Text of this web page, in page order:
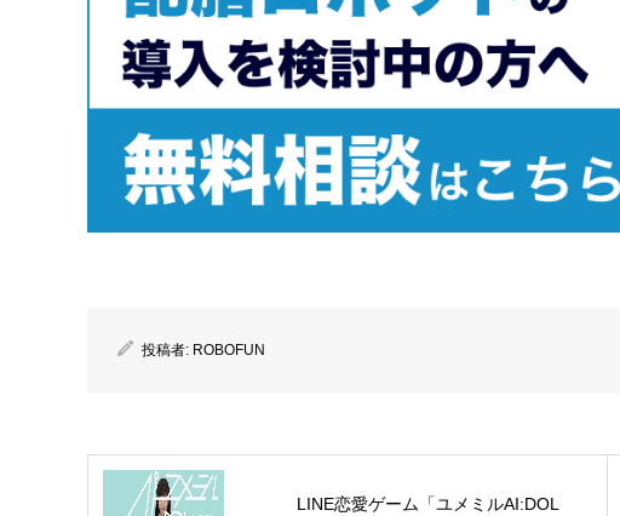
投稿者: ROBOFUN
LINE恋愛ゲーム「ユメミルAI:DOL